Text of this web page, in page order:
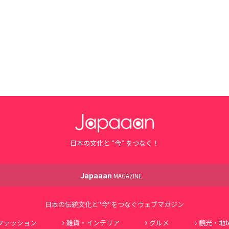
日本の文化と ”今” をつなぐ！
Japaaan MAGAZINE
日本の伝統文化と"今"をつなぐウェブマガジン
ァッション 雑貨・インテリア グルメ 観光・地